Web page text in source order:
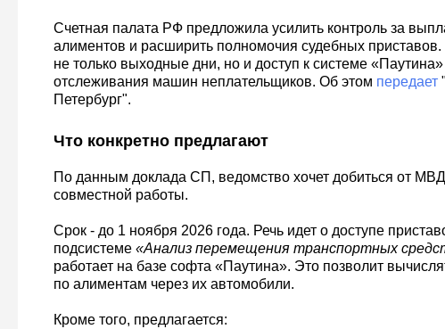
Счетная палата РФ предложила усилить контроль за
алиментов и расширить полномочия судебных приставов.
не только выходные дни, но и доступ к системе
отслеживания машин неплательщиков. Об этом передает
Петербург".
Что конкретно предлагают
По данным доклада СП, ведомство хочет добиться от
совместной работы.
Срок - до 1 ноября 2026 года. Речь идет о доступе
подсистеме «Анализ перемещения транспортных
работает на базе софта «Паутина». Это позволит
по алиментам через их автомобили.
Кроме того, предлагается: